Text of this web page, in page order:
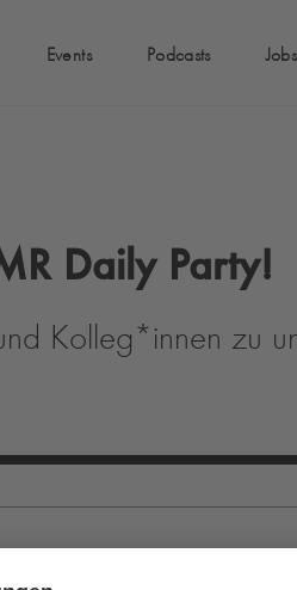
Events Podcasts
Daily Party!
Kolleg*innen zu